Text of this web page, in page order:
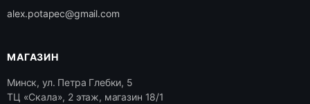
alex.potapec@gmail.com
МАГАЗИН
Минск, ул. Петра Глебки, 5
ТЦ «Скала», 2 этаж, магазин 18/1